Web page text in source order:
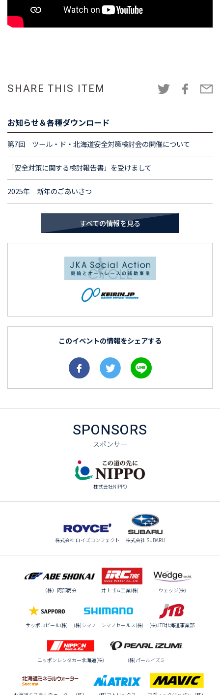
SHARE THIS ITEM
お知らせ＆各種ダウンロード
第7回 ツール・ド・北海道安全対策検討会の開催について
「安全対策に関する検討報告書」を受けまして
2025年 新年のごあいさつ
すべての情報を見る
このイベントの情報をシェアする
SPONSORS
スポンサー
株式会社NIPPO
株式会社 ロイズコンフェクト 株式会社 SUBARU
（株）阿部商会 井上ゴム工業(株) ウェッジ(株)
サッポロビール(株) (株)シマノ シマノセールス(株) (株)JTB北海道事業部
ニッポンレンタカー北海道(株) (株)パールイズミ